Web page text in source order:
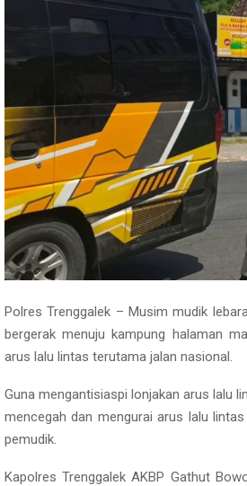
Polres Trenggalek – Musim mudik
bergerak menuju kampung halaman
arus lalu lintas terutama jalan nasional.
Guna mengantisiaspi lonjakan arus lalu
mencegah dan mengurai arus lalu
pemudik.
Kapolres Trenggalek AKBP Gathut